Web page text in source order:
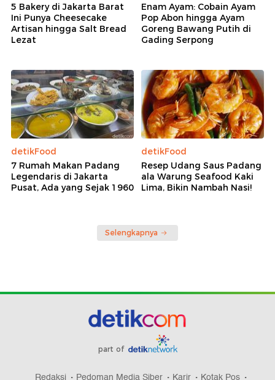
5 Bakery di Jakarta Barat
Ini Punya Cheesecake
Artisan hingga Salt Bread
Lezat
Enam Ayam: Cobain Ayam
Pop Abon hingga Ayam
Goreng Bawang Putih di
Gading Serpong
detikFood
7 Rumah Makan Padang
Legendaris di Jakarta
Pusat, Ada yang Sejak 1960
detikFood
Resep Udang Saus Padang
ala Warung Seafood Kaki
Lima, Bikin Nambah Nasi!
Selengkapnya
part of